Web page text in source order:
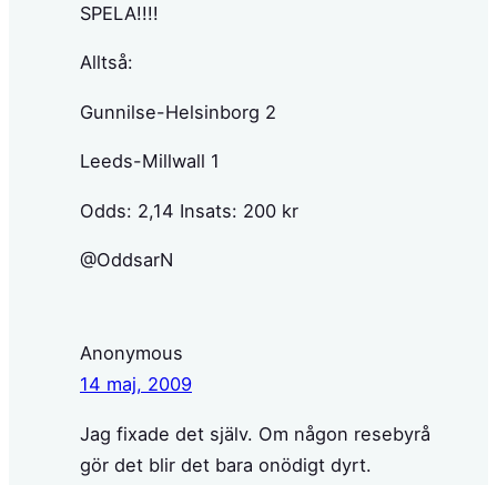
SPELA!!!!
Alltså:
Gunnilse-Helsinborg 2
Leeds-Millwall 1
Odds: 2,14 Insats: 200 kr
@OddsarN
Anonymous
14 maj, 2009
Jag fixade det själv. Om någon resebyrå
gör det blir det bara onödigt dyrt.